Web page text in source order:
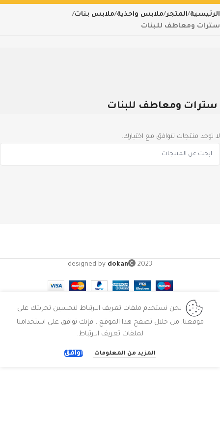
الرئيسية المتجر ملابس واحذية ملابس بنات
سترات ومعاطف للبنات
سترات ومعاطف للبنات
لا توجد منتجات تتوافق مع اختيارك.
designed by dokan 2023
نحن نستخدم ملفات تعريف الارتباط لتحسين تجربتك على
موقعنا. من خلال تصفح هذا الموقع ، فإنك توافق على استخدامنا
لملفات تعريف الارتباط.
المزيد من المعلومات أوافق